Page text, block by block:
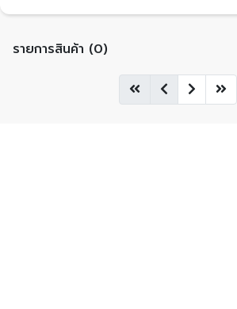
รายการสินค้า (0)